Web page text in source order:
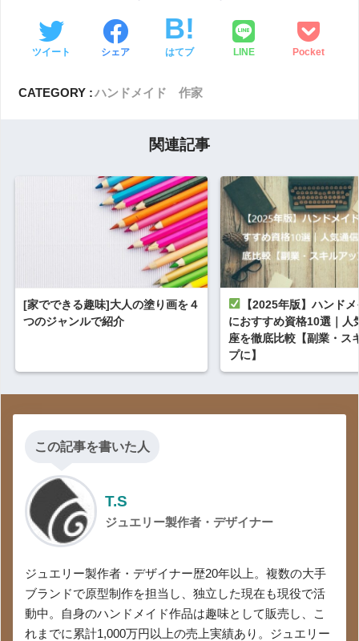
ツイート シェア はてブ LINE Pocket
CATEGORY :ハンドメイド 作家
関連記事
[家でできる趣味]大人の塗り画を４
つのジャンルで紹介
【2025年版】ハンド
におすすめ資格10選｜人
座を徹底比較【副業・ス
プに】
この記事を書いた人
T.S
ジュエリー製作者・デザイナー
ジュエリー製作者・デザイナー歴20年以上。複数の大手
ブランドで原型制作を担当し、独立した現在も現役で活
動中。自身のハンドメイド作品は趣味として販売し、こ
れまでに累計1,000万円以上の売上実績あり。ジュエリー